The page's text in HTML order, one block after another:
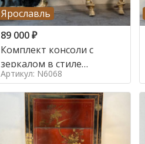
Ярославль
89 000₽
Комплект консоли с
зеркалом в стиле
ренессанс,
Артикул: N6068